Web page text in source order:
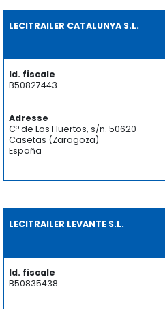
LECITRAILER CATALUNYA S.L.
Id. fiscale
B50827443
Adresse
Cº de Los Huertos, s/n. 50620
Casetas (Zaragoza)
España
LECITRAILER LEVANTE S.L.
Id. fiscale
B50835438